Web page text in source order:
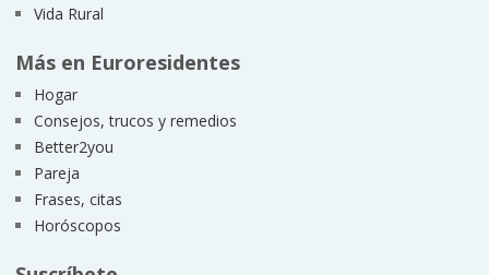
Vida Rural
Más en Euroresidentes
Hogar
Consejos, trucos y remedios
Better2you
Pareja
Frases, citas
Horóscopos